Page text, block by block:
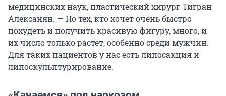
медицинских наук, пластический хирург Тигран
Алексанян. — Но тех, кто хочет очень быстро
похудеть и получить красивую фигуру, много, и
их число только растет, особенно среди мужчин.
Для таких пациентов у нас есть липосакция и
липоскульптурирование.